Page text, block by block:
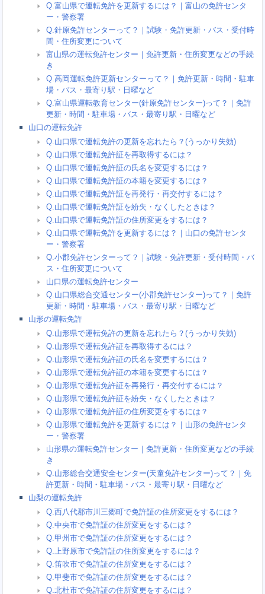
Q.富山県で運転免許を更新するには？｜富山の免許センタ
ー・警察署
Q.針原免許センターって？｜試験・免許更新・バス・受付時
間・住所変更について
富山県の運転免許センター｜免許更新・住所変更などの手続
き
Q.高岡運転免許更新センターって？｜免許更新・時間・駐車
場・バス・最寄り駅・日曜など
Q.富山県運転教育センター(針原免許センター)って？｜免許
更新・時間・駐車場・バス・最寄り駅・日曜など
山口の運転免許
Q.山口県で運転免許の更新を忘れたら？(うっかり失効)
Q.山口県で運転免許証を再取得するには？
Q.山口県で運転免許証の氏名を変更するには？
Q.山口県で運転免許証の本籍を変更するには？
Q.山口県で運転免許証を再発行・再交付するには？
Q.山口県で運転免許証を紛失・なくしたときは？
Q.山口県で運転免許証の住所変更をするには？
Q.山口県で運転免許を更新するには？｜山口の免許センタ
ー・警察署
Q.小郡免許センターって？｜試験・免許更新・受付時間・バ
ス・住所変更について
山口県の運転免許センター
Q.山口県総合交通センター(小郡免許センター)って？｜免許
更新・時間・駐車場・バス・最寄り駅・日曜など
山形の運転免許
Q.山形県で運転免許の更新を忘れたら？(うっかり失効)
Q.山形県で運転免許証を再取得するには？
Q.山形県で運転免許証の氏名を変更するには？
Q.山形県で運転免許証の本籍を変更するには？
Q.山形県で運転免許証を再発行・再交付するには？
Q.山形県で運転免許証を紛失・なくしたときは？
Q.山形県で運転免許証の住所変更をするには？
Q.山形県で運転免許を更新するには？｜山形の免許センタ
ー・警察署
山形県の運転免許センター｜免許更新・住所変更などの手続
き
Q.山形総合交通安全センター(天童免許センター)って？｜免
許更新・時間・駐車場・バス・最寄り駅・日曜など
山梨の運転免許
Q.西八代郡市川三郷町で免許証の住所変更をするには？
Q.中央市で免許証の住所変更をするには？
Q.甲州市で免許証の住所変更をするには？
Q.上野原市で免許証の住所変更をするには？
Q.笛吹市で免許証の住所変更をするには？
Q.甲斐市で免許証の住所変更をするには？
Q.北杜市で免許証の住所変更をするには？